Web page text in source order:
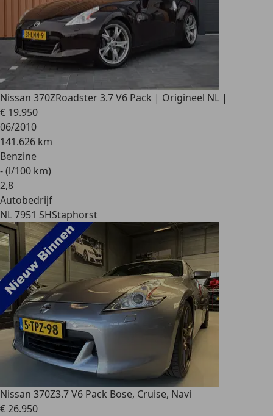
Nissan 370ZRoadster 3.7 V6 Pack | Origineel NL |
€ 19.950
06/2010
141.626 km
Benzine
- (l/100 km)
2,8
Autobedrijf
NL 7951 SHStaphorst
Nissan 370Z3.7 V6 Pack Bose, Cruise, Navi
€ 26.950